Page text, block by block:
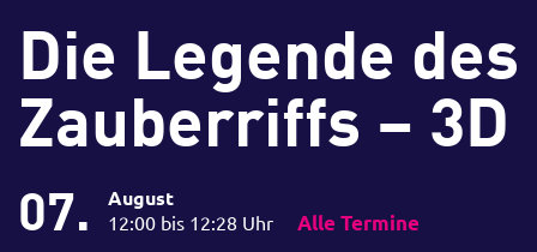
Die Legende des
Zauberriffs – 3D
07. August
12:00 bis 12:28 Uhr Alle Termine